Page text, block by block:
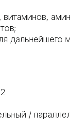
дальнейшего
/